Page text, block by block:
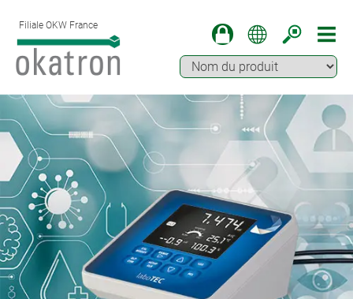
Filiale OKW France